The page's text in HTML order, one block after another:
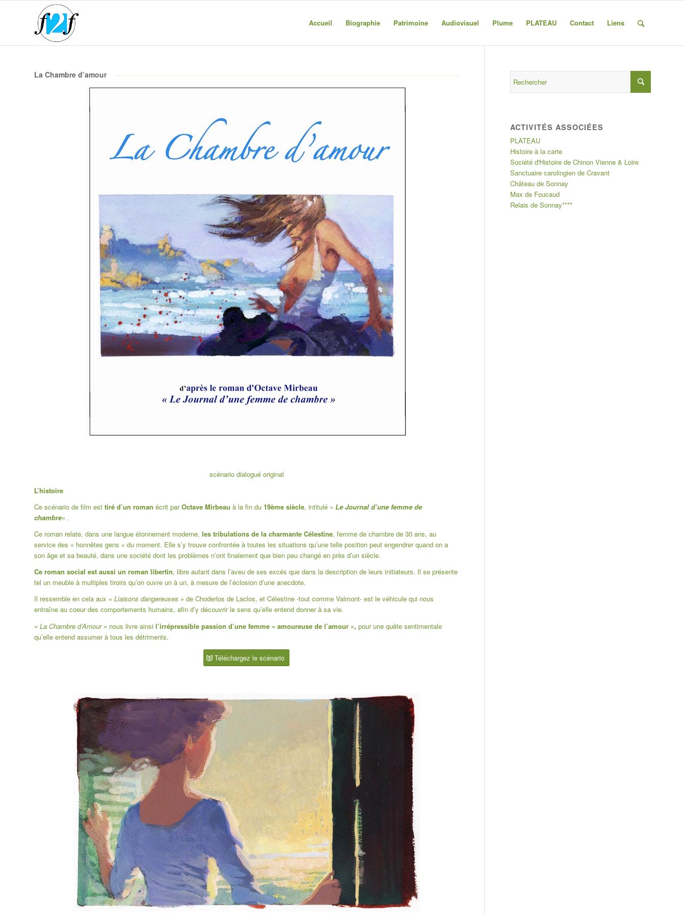
Accueil Biographie Patrimoine Audiovisuel Plume PLATEAU Contact Liens
La Chambre d’amour
scénario dialogué original
L’histoire
Ce scénario de film est tiré d’un roman écrit parOctave Mirbeau à la fin du 19ème siècle, intitulé « Le Journal d’une femme de
chambre« .
Ce roman relate, dans une langue étonnement moderne, les tribulations de la charmante Célestine, femme de chambre de 30 ans, au
service des « honnêtes gens » du moment. Elle s’y trouve confrontée à toutes les situations qu’une telle position peut engendrer quand on a
son âge et sa beauté, dans une société dont les problèmes n’ont finalement que bien peu changé en près d’un siècle.
Ce roman social est aussi un roman libertin, libre autant dans l’aveu de ses excés que dans la description de leurs initiateurs. Il se présente
tel un meuble à multiples tiroirs qu’on ouvre un à un, à mesure de l’éclosion d’une anecdote.
Il ressemble en cela aux « Liaisons dangereuses » de Choderlos de Laclos, et Célestine -tout comme Valmont- est le véhicule qui nous
entraîne au coeur des comportements humains, afin d’y découvrir le sens qu’elle entend donner à sa vie.
« La Chambre d’Amour» nous livre ainsi l’irrépressible passion d’une femme « amoureuse de l’amour », pour une quête sentimentale
qu’elle entend assumer à tous les détriments.
Téléchargez le scénario
ACTIVITÉS ASSOCIÉES
PLATEAU
Histoire à la carte
Société d'Histoire de Chinon Vienne & Loire
Sanctuaire carolingien de Cravant
Château de Sonnay
Max de Foucaud
Relais de Sonnay****